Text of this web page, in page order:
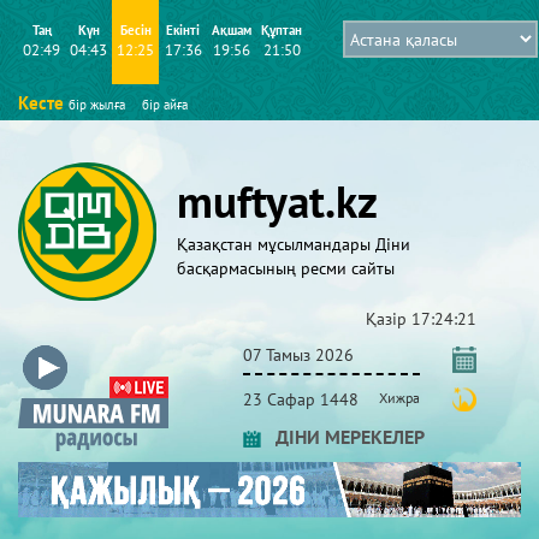
Таң
02:49
Күн
04:43
Бесін
12:25
Екінті
17:36
Ақшам
19:56
Құптан
21:50
Кесте бір жылға бір айға
muftyat.kz
Қазақстан мұсылмандары Діни
басқармасының ресми сайты
Қазір 17:24:21
07 Тамыз 2026
23 Сафар 1448 Хижра
ДІНИ МЕРЕКЕЛЕР